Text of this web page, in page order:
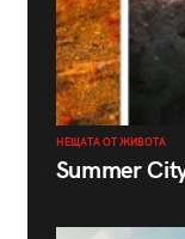
НЕЩАТА ОТ ЖИВОТА
Summer